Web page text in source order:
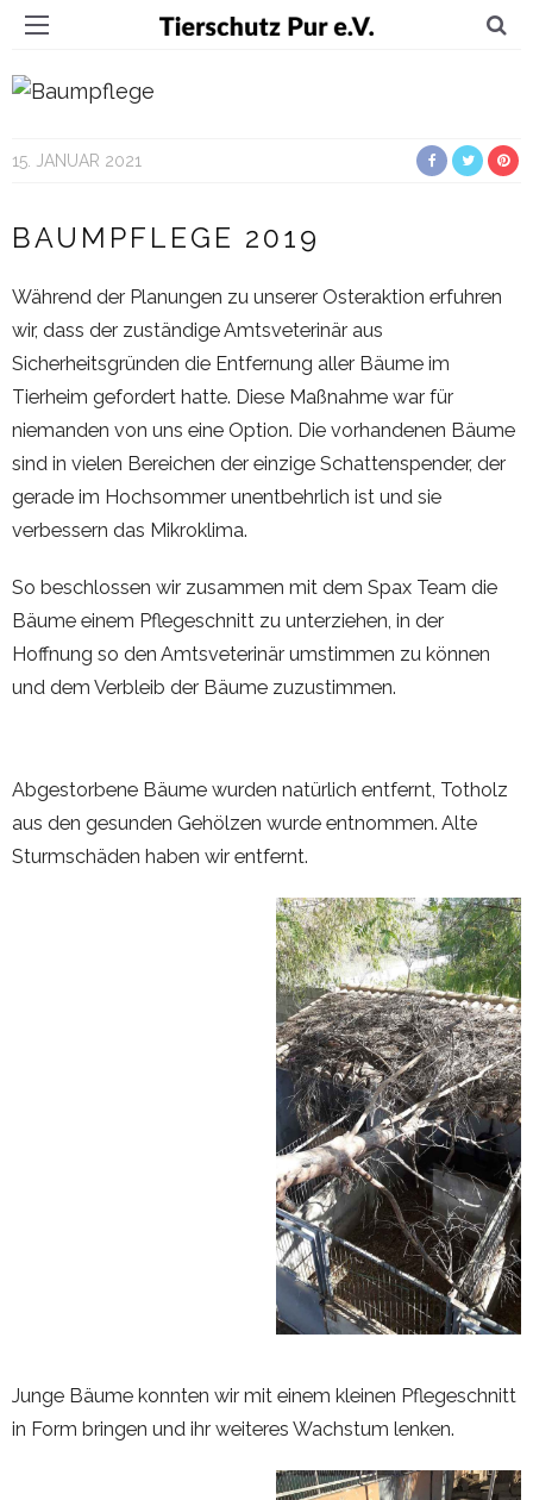
15. JANUAR 2021
BAUMPFLEGE 2019
Während der Planungen zu unserer Osteraktion erfuhren
wir, dass der zuständige Amtsveterinär aus
Sicherheitsgründen die Entfernung aller Bäume im
Tierheim gefordert hatte. Diese Maßnahme war für
niemanden von uns eine Option. Die vorhandenen Bäume
sind in vielen Bereichen der einzige Schattenspender, der
gerade im Hochsommer unentbehrlich ist und sie
verbessern das Mikroklima.
So beschlossen wir zusammen mit dem Spax Team die
Bäume einem Pflegeschnitt zu unterziehen, in der
Hoffnung so den Amtsveterinär umstimmen zu können
und dem Verbleib der Bäume zuzustimmen.
Abgestorbene Bäume wurden natürlich entfernt, Totholz
aus den gesunden Gehölzen wurde entnommen. Alte
Sturmschäden haben wir entfernt.
Junge Bäume konnten wir mit einem kleinen Pflegeschnitt
in Form bringen und ihr weiteres Wachstum lenken.